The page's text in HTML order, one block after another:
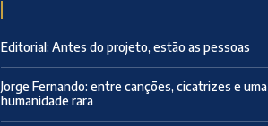
Editorial: Antes do projeto, estão as pessoas
Jorge Fernando: entre canções, cicatrizes e uma
humanidade rara